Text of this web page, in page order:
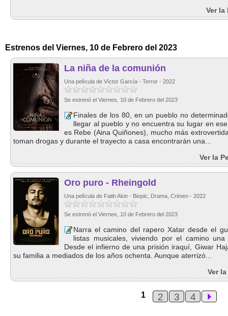
Ver la
Estrenos del Viernes, 10 de Febrero del 2023
La niña de la comunión
Una película de Víctor García - Terror - 2022
Se estrenó el Viernes, 10 de Febrero del 2023
Finales de los 80, en un pueblo no
llegar al pueblo y no encuentra su lugar en
es Rebe (Aina Quiñones), mucho más
toman drogas y durante el trayecto a casa encontrarán una...
Ver la
Oro puro - Rheingold
Una película de Fatih Akin - Biopic, Drama, Crimen - 2022
Se estrenó el Viernes, 10 de Febrero del 2023
Narra el camino del rapero Xatar desde el
listas musicales, viviendo por el camino
Desde el infierno de una prisión iraquí, Giwar
su familia a mediados de los años ochenta. Aunque aterrizó...
Ver
1 2 3 4